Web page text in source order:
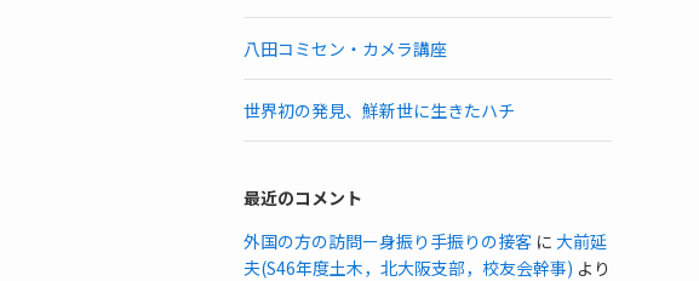
八田コミセン・カメラ講座
世界初の発見、鮮新世に生きたハチ
最近のコメント
外国の方の訪問ー身振り手振りの接客 に 大前延
夫(S46年度土木，北大阪支部，校友会幹事) より